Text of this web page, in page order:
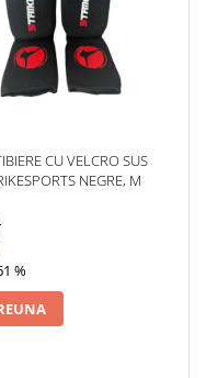
CU VELCRO SUS
NEGRE, M
%